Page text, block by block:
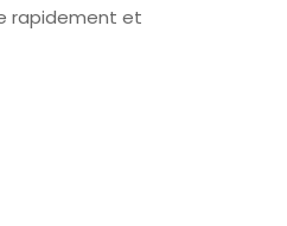
rapidement et